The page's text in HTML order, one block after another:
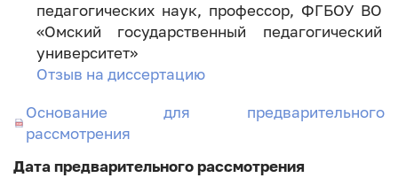
педагогических наук, профессор, ФГБОУ ВО
«Омский государственный педагогический
университет»
Отзыв на диссертацию
Основание для предварительного
рассмотрения
Дата предварительного рассмотрения